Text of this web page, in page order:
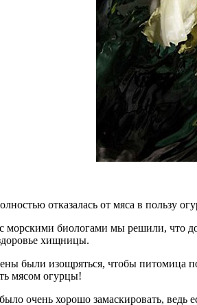
отказалась от мяса в пользу
морскими биологами мы решили, что
хищницы.
были изощряться, чтобы питомица
мясом огурцы!
очень хорошо замаскировать, ведь